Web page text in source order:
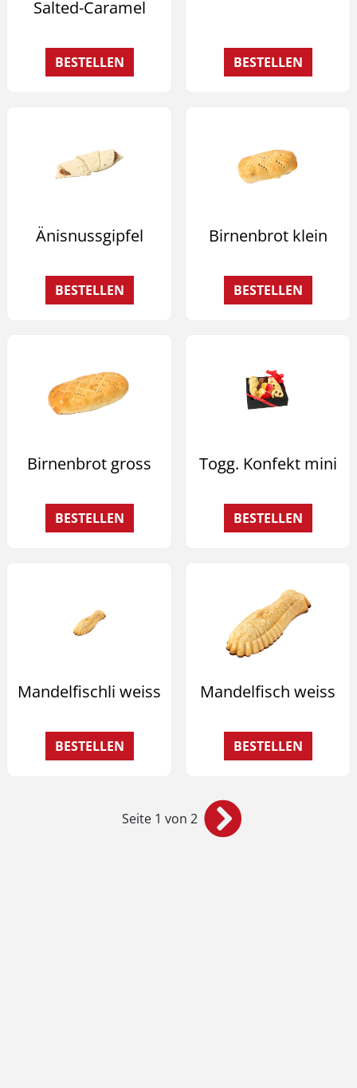
Salted-Caramel
BESTELLEN BESTELLEN
Änisnussgipfel
BESTELLEN
Birnenbrot klein
BESTELLEN
Birnenbrot gross
BESTELLEN
Togg. Konfekt mini
BESTELLEN
Mandelfischli weiss
BESTELLEN
Mandelfisch weiss
BESTELLEN
Seite 1 von 2